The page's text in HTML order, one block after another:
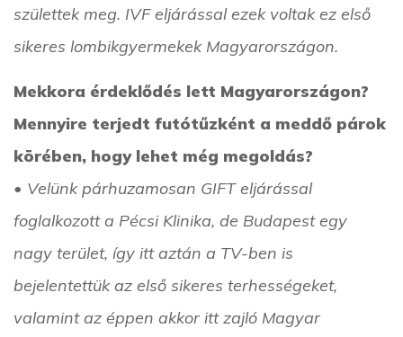
születtek meg. IVF eljárással ezek voltak ez első
sikeres lombikgyermekek Magyarországon.
Mekkora érdeklődés lett Magyarországon?
Mennyire terjedt futótűzként a meddő párok
körében, hogy lehet még megoldás?
• Velünk párhuzamosan GIFT eljárással
foglalkozott a Pécsi Klinika, de Budapest egy
nagy terület, így itt aztán a TV-ben is
bejelentettük az első sikeres terhességeket,
valamint az éppen akkor itt zajló Magyar